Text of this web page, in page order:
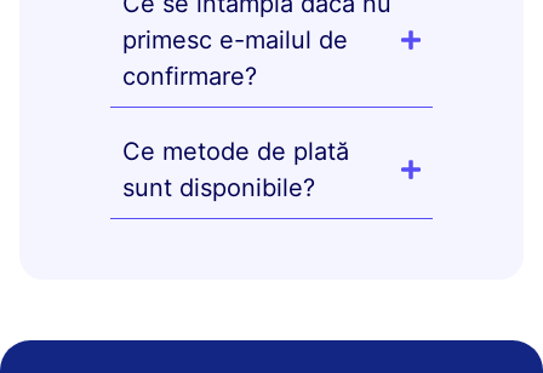
primesc e-mailul de
confirmare?
Ce metode de plată
sunt disponibile?